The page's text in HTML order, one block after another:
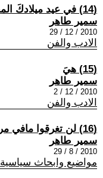
(14) في عيد ميلادكَ المجيد
سمير طاهر
2010 / 12 / 29
الادب والفن
(15) هيَ
سمير طاهر
2010 / 12 / 2
الادب والفن
(16) لن تغرقوا مافي مرمرة في بحار من الفساد
سمير طاهر
2010 / 8 / 29
مواضيع وابحاث سياسية